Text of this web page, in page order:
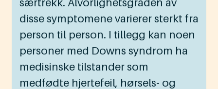
særtrekk. Alvorlighetsgraden av
disse symptomene varierer sterkt fra
person til person. I tillegg kan noen
personer med Downs syndrom ha
medisinske tilstander som
medfødte hjertefeil, hørsels- og